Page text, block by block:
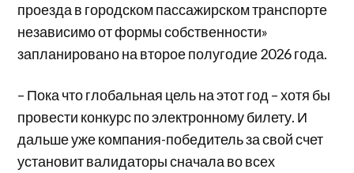
проезда в городском пассажирском транспорте
независимо от формы собственности»
запланировано на второе полугодие 2026 года.
– Пока что глобальная цель на этот год – хотя бы
провести конкурс по электронному билету. И
дальше уже компания-победитель за свой счет
установит валидаторы сначала во всех